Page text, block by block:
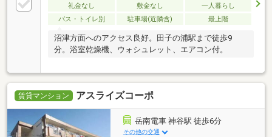
礼金なし 敷金なし
一人暮らし
バス・トイレ別
駐車場(近隣含) 最上階
沼津方面へのアクセス良好。田子の浦駅まで徒歩9
分。浴室乾燥機、ウォシュレット、エアコン付。
賃貸マンション アスライズコーポ
岳南電車 神谷駅 徒歩6分
その他の交通